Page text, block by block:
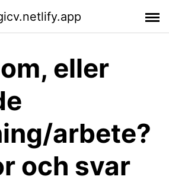
eller
arbete?
och svar